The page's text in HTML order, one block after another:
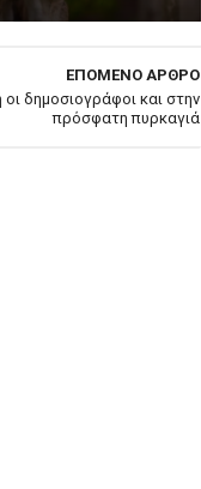
ΕΠΟΜΕΝΟ ΑΡΘΡΟ
δημοσιογράφοι και στην
πρόσφατη πυρκαγιά